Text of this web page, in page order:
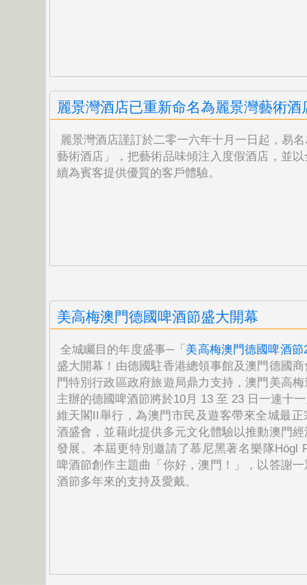
麗景灣酒店已重新命名為麗景灣藝術酒
麗景灣酒店謹訂於二零一六年十月一日起，易
藝術酒店」，把藝術品味傾注入度假酒店， 並
續為賓客提供優質的客戶體驗。
美高梅澳門德國啤酒節盛大開幕
全城矚目的年度盛事─「 美高梅澳門德國啤酒節
盛大開幕！由德國駐香港總領事館及澳門德國
門特別行政區政府旅遊局鼎力支持，澳門美高
主辦的德國啤酒節將於10月 13 至 23 日一連十
維天閣II舉行，為澳門市民及遊客帶來全城最正
酒盛會，並藉此提供多元文化體驗以推動澳門
發展。本屆更特別邀請了慕尼黑著名樂隊Högl
啤酒節創作主題曲「你好，澳門！」，以答謝
酒節多年來的支持及愛戴。